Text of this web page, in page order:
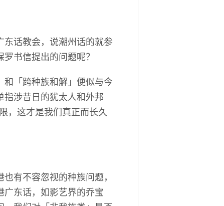
话教会，说潮州话的就参
书信提出的问题呢？
「跨种族和解」便似与今
指涉昔日的犹太人和外邦
，这才是我们真正而长久
有不容忽视的种族问题，
东话，如影艺界的乔宝